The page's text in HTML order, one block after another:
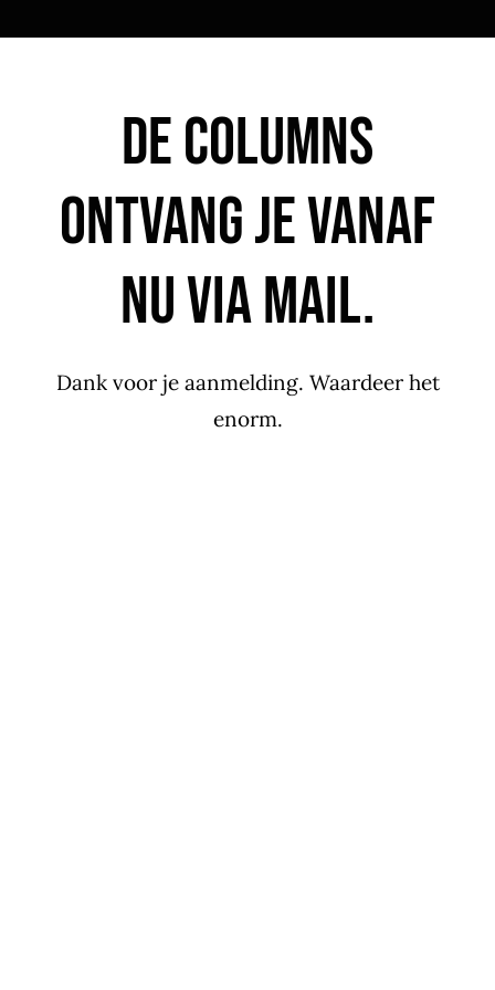
De columns
ontvang je vanaf
nu via mail.
Dank voor je aanmelding. Waardeer het
enorm.